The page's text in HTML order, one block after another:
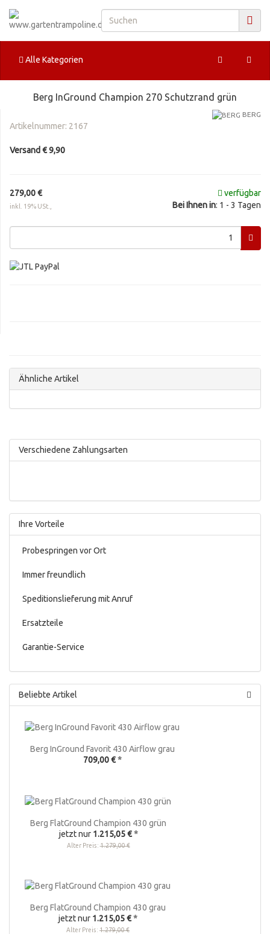
Alle Kategorien
Berg InGround Champion 270 Schutzrand grün
BERG
Artikelnummer: 2167
Versand € 9,90
279,00 €
inkl. 19% USt.,
verfügbar
Bei Ihnen in: 1 - 3 Tagen
Ähnliche Artikel
Verschiedene Zahlungsarten
Ihre Vorteile
Probespringen vor Ort
Immer freundlich
Speditionslieferung mit Anruf
Ersatzteile
Garantie-Service
Beliebte Artikel
Berg InGround Favorit 430 Airflow grau
709,00 €*
Berg FlatGround Champion 430 grün
jetzt nur 1.215,05 € *
Alter Preis:1.279,00 €
Berg FlatGround Champion 430 grau
jetzt nur 1.215,05 €*
Alter Preis: 1.279,00 €